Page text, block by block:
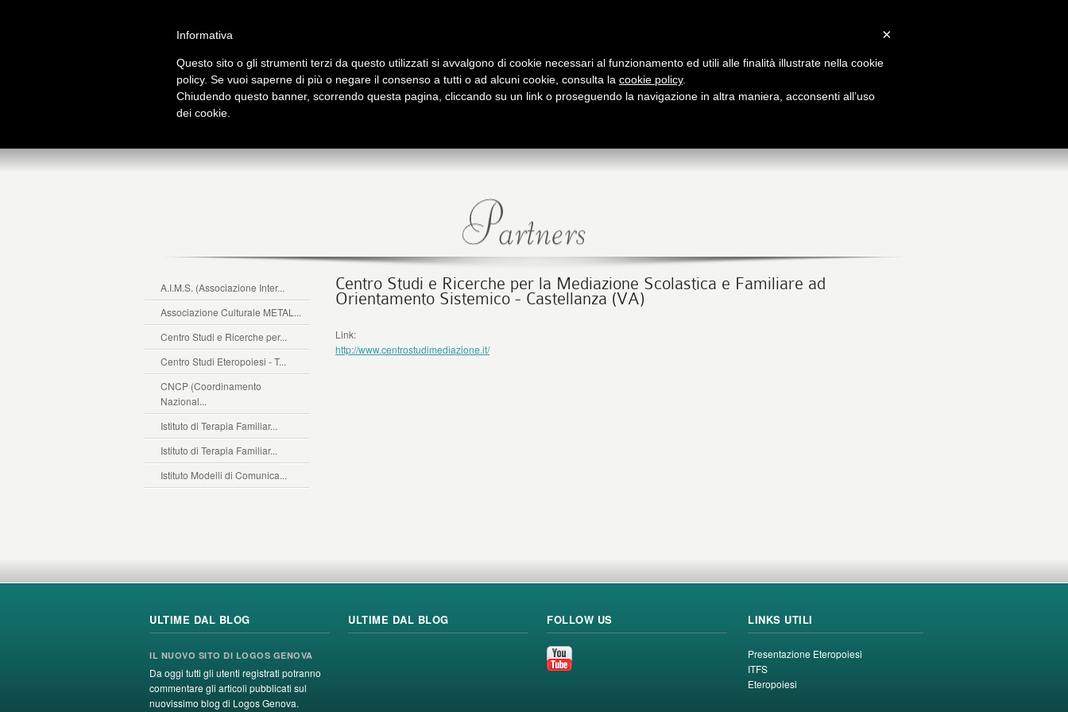
Home
Galleria immagini Registrati
PRESENTAZIONE
tutto su Logos
PUBBLICAZIONI
Libri e riviste
APPUNTAMENTI
Le nostre iniziative formativa e professionale I nostri pensieri
A.I.M.S. (Associazione Inter...
Associazione Culturale METAL...
Centro Studi e Ricerche per...
Centro Studi Eteropoiesi - T...
CNCP (Coordinamento
Nazional...
Istituto di Terapia Familiar...
Istituto di Terapia Familiar...
Istituto Modelli di Comunica...
Centro Studi e Ricerche per la Mediazione Scolastica e Familiare ad
Orientamento Sistemico - Castellanza (VA)
Link:
http://www.centrostudimediazione.it/
ULTIME DAL BLOG
IL NUOVO SITO DI LOGOS GENOVA
Da oggi tutti gli utenti registrati potranno
commentare gli articoli pubblicati sul
nuovissimo blog di Logos Genova.
ULTIME DAL BLOG FOLLOW US LINKS UTILI
Presentazione Eteropoiesi
ITFS
Eteropoiesi
×
Informativa
Questo sito o gli strumenti terzi da questo utilizzati si avvalgono di cookie necessari al funzionamento ed utili alle finalità illustrate nella cookie
policy. Se vuoi saperne di più o negare il consenso a tutti o ad alcuni cookie, consulta la cookie policy.
Chiudendo questo banner, scorrendo questa pagina, cliccando su un link o proseguendo la navigazione in altra maniera, acconsenti all’uso
dei cookie.